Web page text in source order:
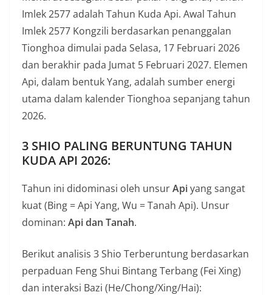
o
a
x
Imlek 2577 adalah Tahun Kuda Api. Awal Tahun
Imlek 2577 Kongzili berdasarkan penanggalan
Tionghoa dimulai pada Selasa, 17 Februari 2026
dan berakhir pada Jumat 5 Februari 2027. Elemen
Api, dalam bentuk Yang, adalah sumber energi
utama dalam kalender Tionghoa sepanjang tahun
2026.
3 SHIO PALING BERUNTUNG TAHUN
KUDA API 2026:
Tahun ini didominasi oleh unsurApiyang sangat
kuat (Bing = Api Yang, Wu = Tanah Api). Unsur
dominan: Api dan Tanah.
Berikut analisis 3 Shio Terberuntung berdasarkan
perpaduan Feng Shui Bintang Terbang (Fei Xing)
dan interaksi Bazi (He/Chong/Xing/Hai):